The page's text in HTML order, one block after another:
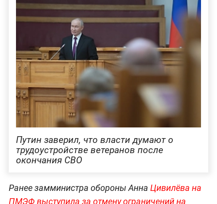
Путин заверил, что власти думают о
трудоустройстве ветеранов после
окончания СВО
Ранее замминистра обороны Анна Цивилёва на
ПМЭФ выступила за отмену ограничений на